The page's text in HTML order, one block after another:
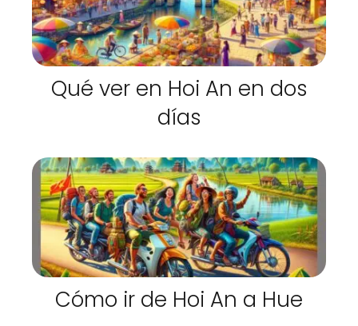
Qué ver en Hoi An en dos
días
Cómo ir de Hoi An a Hue